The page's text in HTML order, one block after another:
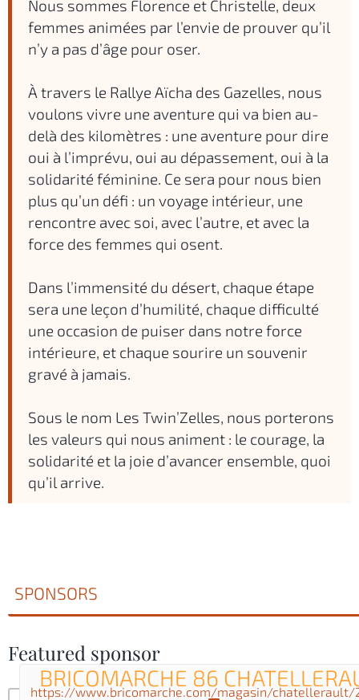
Nous sommes Florence et Christelle, deux
femmes animées par l’envie de prouver qu’il
n’y a pas d’âge pour oser.
À travers le Rallye Aïcha des Gazelles, nous
voulons vivre une aventure qui va bien au-
delà des kilomètres : une aventure pour dire
oui à l’imprévu, oui au dépassement, oui à la
solidarité féminine. Ce sera pour nous bien
plus qu’un défi : un voyage intérieur, une
rencontre avec soi, avec l’autre, et avec la
force des femmes qui osent.
Dans l’immensité du désert, chaque étape
sera une leçon d’humilité, chaque difficulté
une occasion de puiser dans notre force
intérieure, et chaque sourire un souvenir
gravé à jamais.
Sous le nom Les Twin’Zelles, nous porterons
les valeurs qui nous animent : le courage, la
solidarité et la joie d’avancer ensemble, quoi
qu’il arrive.
SPONSORS
Featured sponsor
BRICOMARCHE 86
https://www.bricomarche.com/magasin/